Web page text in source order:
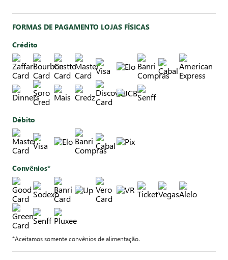
FORMAS DE PAGAMENTO LOJAS FÍSICAS
Crédito
Débito
Convênios*
*Aceitamos somente convênios de alimentação.